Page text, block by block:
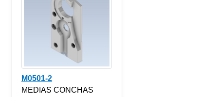
M0501-2
MEDIAS CONCHAS